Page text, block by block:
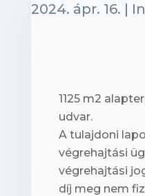
2024. ápr. 16. |
1125 m2
udvar.
A tulajdoni
végrehajtási
végrehajtási
díj meg nem